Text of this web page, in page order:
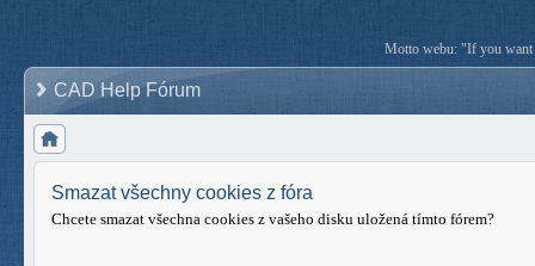
Motto webu: "If you want
CAD Help Fórum
Smazat všechny cookies z fóra
Chcete smazat všechna cookies z vašeho disku uložená tímto fórem?